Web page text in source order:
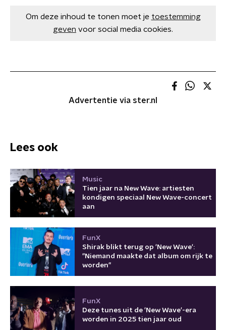
Om deze inhoud te tonen moet je toestemming
geven voor social media cookies.
Advertentie via ster.nl
Lees ook
Music
Tien jaar na New Wave: artiesten
kondigen speciaal New Wave-concert
aan
FunX
Shirak blikt terug op 'New Wave':
"Niemand maakte dat album om rijk te
worden"
FunX
Deze tunes uit de 'New Wave'-era
worden in 2025 tien jaar oud